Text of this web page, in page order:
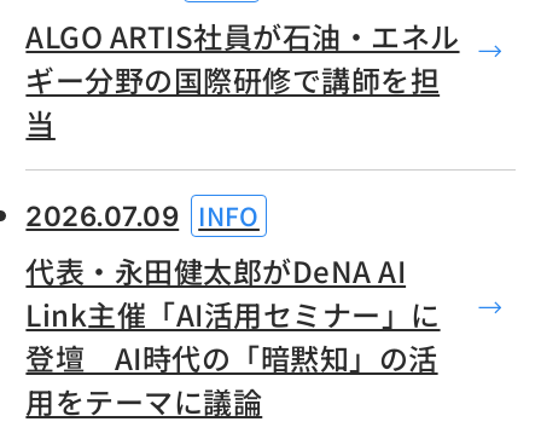
ALGO ARTIS社員が石油・エネル
ギー分野の国際研修で講師を担
当
2026.07.09 INFO
代表・永田健太郎がDeNA AI
Link主催「AI活用セミナー」に
登壇 AI時代の「暗黙知」の活
用をテーマに議論